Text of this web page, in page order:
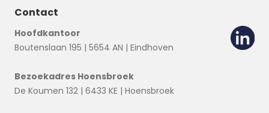
Contact
Hoofdkantoor
Boutenslaan 195 | 5654 AN | Eindhoven
Bezoekadres Hoensbroek
De Koumen 132 | 6433 KE | Hoensbroek